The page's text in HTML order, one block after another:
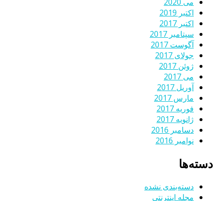
اکتبر 2019
اکتبر 2017
سپتامبر 2017
آگوست 2017
جولای 2017
ژوئن 2017
می 2017
آوریل 2017
مارس 2017
فوریه 2017
ژانویه 2017
دسامبر 2016
نوامبر 2016
دسته‌ها
دسته‌بندی نشده
مجله اینترنتی